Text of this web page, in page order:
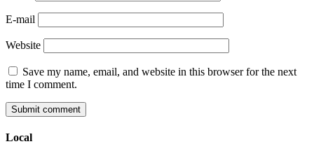
E-mail
Website
Save my name, email, and website in this browser for the next
time I comment.
Local